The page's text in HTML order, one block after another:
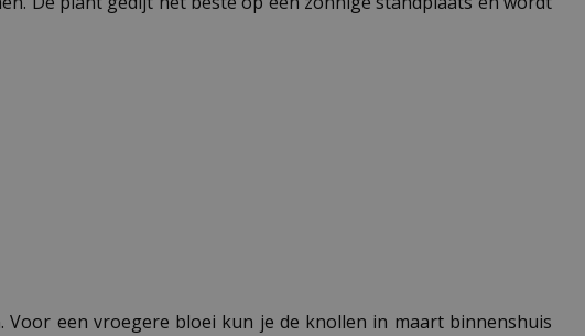
een vroegere bloei kun je de knollen in maart binnenshuis